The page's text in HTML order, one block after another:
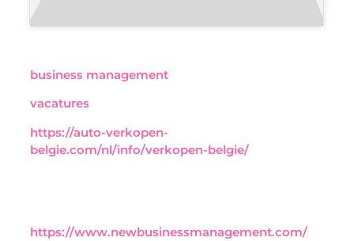
business management
vacatures
https://auto-verkopen-
belgie.com/nl/info/verkopen-belgie/
https://www.newbusinessmanagement.com/